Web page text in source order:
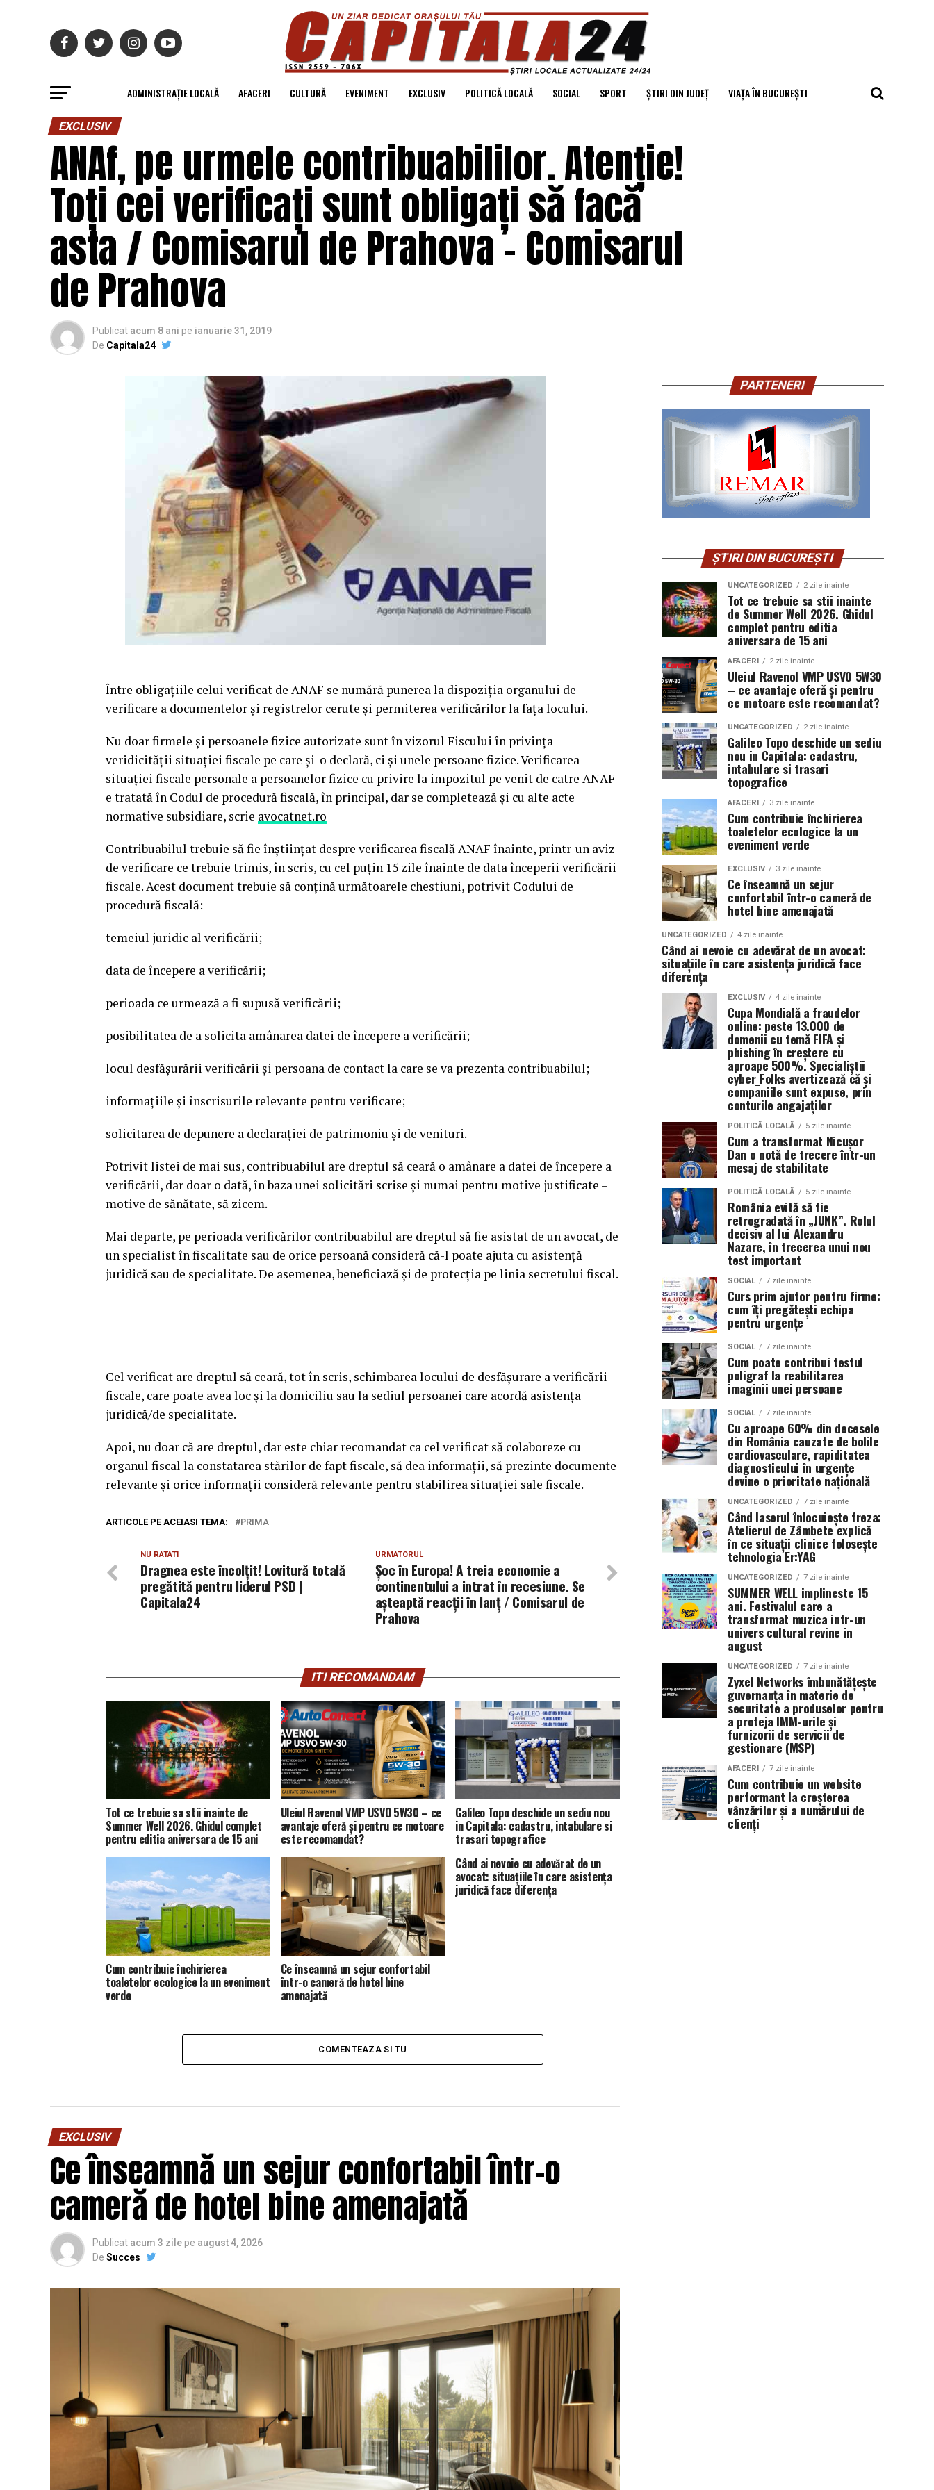
ADMINISTRAȚIE LOCALĂ AFACERI CULTURĂ EVENIMENT EXCLUSIV POLITICĂ LOCALĂ SOCIAL SPORT ȘTIRI DIN JUDEȚ VIAȚA ÎN BUCUREȘTI
EXCLUSIV
ANAf, pe urmele contribuabililor. Atenție!
Toți cei verificați sunt obligați să facă
asta / Comisarul de Prahova – Comisarul
de Prahova
Publicat acum 8 ani pe ianuarie 31, 2019
De Capitala24
Între obligaţiile celui verificat de ANAF se numără punerea la dispoziţia organului de
verificare a documentelor şi registrelor cerute şi permiterea verificărilor la faţa locului.
Nu doar firmele şi persoanele fizice autorizate sunt în vizorul Fiscului în privinţa
veridicităţii situaţiei fiscale pe care şi-o declară, ci şi unele persoane fizice. Verificarea
situaţiei fiscale personale a persoanelor fizice cu privire la impozitul pe venit de catre ANAF
e tratată în Codul de procedură fiscală, în principal, dar se completează şi cu alte acte
normative subsidiare, scrie avocatnet.ro
Contribuabilul trebuie să fie înştiinţat despre verificarea fiscală ANAF înainte, printr-un aviz
de verificare ce trebuie trimis, în scris, cu cel puţin 15 zile înainte de data începerii verificării
fiscale. Acest document trebuie să conţină următoarele chestiuni, potrivit Codului de
procedură fiscală:
temeiul juridic al verificării;
data de începere a verificării;
perioada ce urmează a fi supusă verificării;
posibilitatea de a solicita amânarea datei de începere a verificării;
locul desfăşurării verificării şi persoana de contact la care se va prezenta contribuabilul;
informaţiile şi înscrisurile relevante pentru verificare;
solicitarea de depunere a declaraţiei de patrimoniu şi de venituri.
Potrivit listei de mai sus, contribuabilul are dreptul să ceară o amânare a datei de începere a
verificării, dar doar o dată, în baza unei solicitări scrise şi numai pentru motive justificate –
motive de sănătate, să zicem.
Mai departe, pe perioada verificărilor contribuabilul are dreptul să fie asistat de un avocat, de
un specialist în fiscalitate sau de orice persoană consideră că-l poate ajuta cu asistenţă
juridică sau de specialitate. De asemenea, beneficiază şi de protecţia pe linia secretului fiscal.
Cel verificat are dreptul să ceară, tot în scris, schimbarea locului de desfăşurare a verificării
fiscale, care poate avea loc şi la domiciliu sau la sediul persoanei care acordă asistenţa
juridică/de specialitate.
Apoi, nu doar că are dreptul, dar este chiar recomandat ca cel verificat să colaboreze cu
organul fiscal la constatarea stărilor de fapt fiscale, să dea informaţii, să prezinte documente
relevante şi orice informaţii consideră relevante pentru stabilirea situaţiei sale fiscale.
ARTICOLE PE ACEIASI TEMA: PRIMA
URMATORUL
Șoc în Europa! A treia economie a
continentului a intrat în recesiune. Se
așteaptă reacții în lanț / Comisarul de
Prahova
NU RATATI
Dragnea este încolțit! Lovitură totală
pregătită pentru liderul PSD |
Capitala24
ITI RECOMANDAM
Tot ce trebuie sa stii inainte de
Summer Well 2026. Ghidul complet
pentru editia aniversara de 15 ani
Uleiul Ravenol VMP USVO 5W30 – ce
avantaje oferă și pentru ce motoare
este recomandat?
Galileo Topo deschide un sediu nou
in Capitala: cadastru, intabulare si
trasari topografice
Cum contribuie închirierea
toaletelor ecologice la un eveniment
verde
Ce înseamnă un sejur confortabil
într-o cameră de hotel bine
amenajată
Când ai nevoie cu adevărat de un
avocat: situațiile în care asistența
juridică face diferența
COMENTEAZA SI TU
EXCLUSIV
Ce înseamnă un sejur confortabil într-o
cameră de hotel bine amenajată
Publicat acum 3 zile pe august 4, 2026
De Succes
PARTENERI
ȘTIRI DIN BUCUREȘTI
UNCATEGORIZED 2 zile inainte
Tot ce trebuie sa stii inainte
de Summer Well 2026. Ghidul
complet pentru editia
aniversara de 15 ani
AFACERI 2 zile inainte
Uleiul Ravenol VMP USVO 5W30
– ce avantaje oferă și pentru
ce motoare este recomandat?
UNCATEGORIZED 2 zile inainte
Galileo Topo deschide un sediu
nou in Capitala: cadastru,
intabulare si trasari
topografice
AFACERI 3 zile inainte
Cum contribuie închirierea
toaletelor ecologice la un
eveniment verde
EXCLUSIV 3 zile inainte
Ce înseamnă un sejur
confortabil într-o cameră de
hotel bine amenajată
UNCATEGORIZED 4 zile inainte
Când ai nevoie cu adevărat de un avocat:
situațiile în care asistența juridică face
diferența
EXCLUSIV 4 zile inainte
Cupa Mondială a fraudelor
online: peste 13.000 de
domenii cu temă FIFA și
phishing în creștere cu
aproape 500%. Specialiștii
cyber_Folks avertizează că și
companiile sunt expuse, prin
conturile angajaților
POLITICĂ LOCALĂ 5 zile inainte
Cum a transformat Nicușor
Dan o notă de trecere într-un
mesaj de stabilitate
POLITICĂ LOCALĂ 5 zile inainte
România evită să fie
retrogradată în „JUNK”. Rolul
decisiv al lui Alexandru
Nazare, în trecerea unui nou
test important
SOCIAL 7 zile inainte
Curs prim ajutor pentru firme:
cum îți pregătești echipa
pentru urgențe
SOCIAL 7 zile inainte
Cum poate contribui testul
poligraf la reabilitarea
imaginii unei persoane
SOCIAL 7 zile inainte
Cu aproape 60% din decesele
din România cauzate de bolile
cardiovasculare, rapiditatea
diagnosticului în urgențe
devine o prioritate națională
UNCATEGORIZED 7 zile inainte
Când laserul înlocuiește freza:
Atelierul de Zâmbete explică
în ce situații clinice folosește
tehnologia Er:YAG
UNCATEGORIZED 7 zile inainte
SUMMER WELL implineste 15
ani. Festivalul care a
transformat muzica intr-un
univers cultural revine in
august
UNCATEGORIZED 7 zile inainte
Zyxel Networks îmbunătățește
guvernanța în materie de
securitate a produselor pentru
a proteja IMM-urile și
furnizorii de servicii de
gestionare (MSP)
AFACERI 7 zile inainte
Cum contribuie un website
performant la creșterea
vânzărilor și a numărului de
clienți